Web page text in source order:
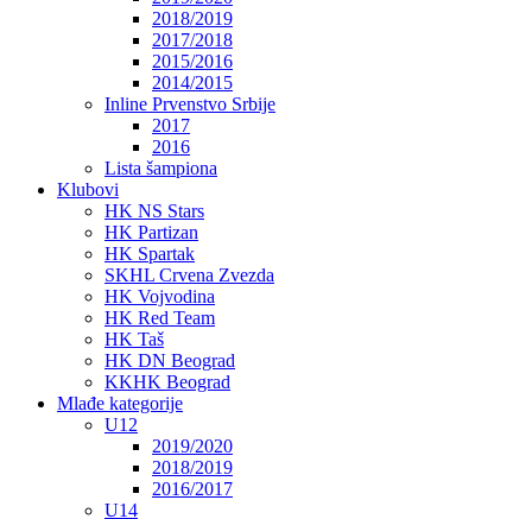
2018/2019
2017/2018
2015/2016
2014/2015
Inline Prvenstvo Srbije
2017
2016
Lista šampiona
Klubovi
HK NS Stars
HK Partizan
HK Spartak
SKHL Crvena Zvezda
HK Vojvodina
HK Red Team
HK Taš
HK DN Beograd
KKHK Beograd
Mlađe kategorije
U12
2019/2020
2018/2019
2016/2017
U14